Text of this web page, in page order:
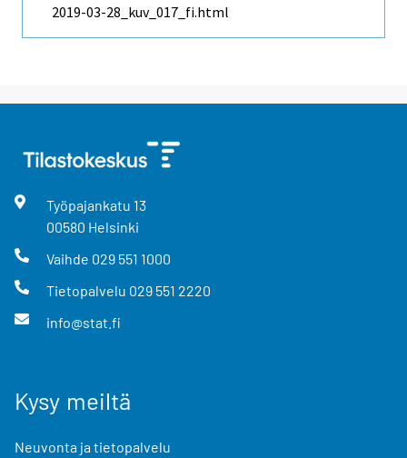
2019-03-28_kuv_017_fi.html
Työpajankatu 13
00580 Helsinki
Vaihde 029 551 1000
Tietopalvelu 029 551 2220
info@stat.fi
Kysy meiltä
Neuvonta ja tietopalvelu